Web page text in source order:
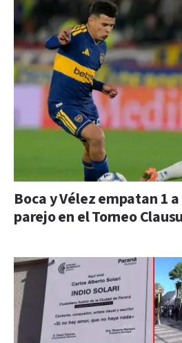
Boca y Vélez empatan 1
parejo en el Torneo